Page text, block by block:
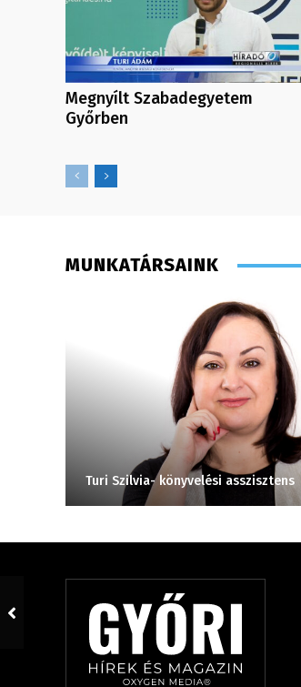
Megnyílt Szabadegyetem
Győrben
MUNKATÁRSAINK
Turi Szilvia- könyvelési asszisztens